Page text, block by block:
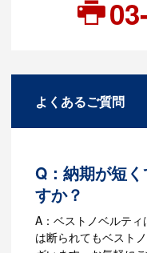
よくあるご質問
Q：納期が短
すか？
A：ベストノベルテ
は断られてもベスト